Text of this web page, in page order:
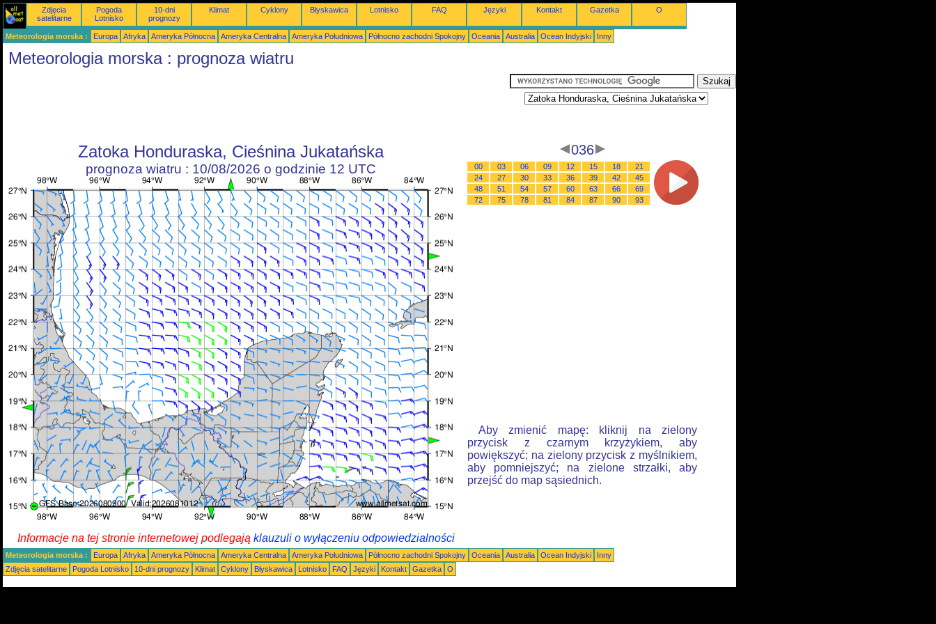
Zdjęcia
satelitarne
Pogoda
Lotnisko
10-dni
prognozy
Klimat Cyklony Błyskawica Lotnisko FAQ Języki Kontakt Gazetka O
Meteorologia morska : Europa Afryka Ameryka Północna Ameryka Centralna Ameryka Południowa Północno zachodni Spokojny Oceania Australia Ocean Indyjski Inny
Meteorologia morska : prognoza wiatru
Zatoka Honduraska, Cieśnina Jukatańska
prognoza wiatru : 10/08/2026 o godzinie 12 UTC
036
00 03 06 09 12 15 18
21
24
27 30 33 36 39 42
45
48
51 54 57 60 63 66
69
72
75 78 81 84 87 90 93
Aby zmienić mapę: kliknij na zielony
przycisk z czarnym krzyżykiem, aby
powiększyć; na zielony przycisk z myślnikiem,
aby pomniejszyć; na zielone strzałki, aby
przejść do map sąsiednich.
Informacje na tej stronie internetowej podlegają klauzuli o wyłączeniu odpowiedzialności
Meteorologia morska : Europa Afryka Ameryka Północna Ameryka Centralna Ameryka Południowa Północno zachodni Spokojny Oceania Australia Ocean Indyjski
Inny
Zdjęcia satelitarne
Pogoda Lotnisko 10-dni prognozy Klimat Cyklony Błyskawica Lotnisko FAQ Języki Kontakt Gazetka O